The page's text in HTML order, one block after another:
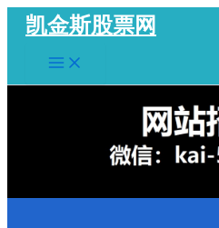
容
凯金斯股票网
Main
Menu